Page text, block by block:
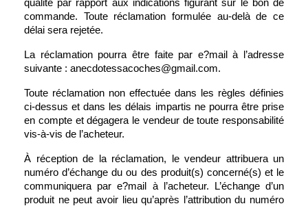
qualité par rapport aux indications figurant sur le bon de
commande. Toute réclamation formulée au-delà de ce
délai sera rejetée.
La réclamation pourra être faite par e?mail à l’adresse
suivante : anecdotessacoches@gmail.com.
Toute réclamation non effectuée dans les règles définies
ci-dessus et dans les délais impartis ne pourra être prise
en compte et dégagera le vendeur de toute responsabilité
vis-à-vis de l’acheteur.
À réception de la réclamation, le vendeur attribuera un
numéro d’échange du ou des produit(s) concerné(s) et le
communiquera par e?mail à l’acheteur. L’échange d’un
produit ne peut avoir lieu qu’après l’attribution du numéro